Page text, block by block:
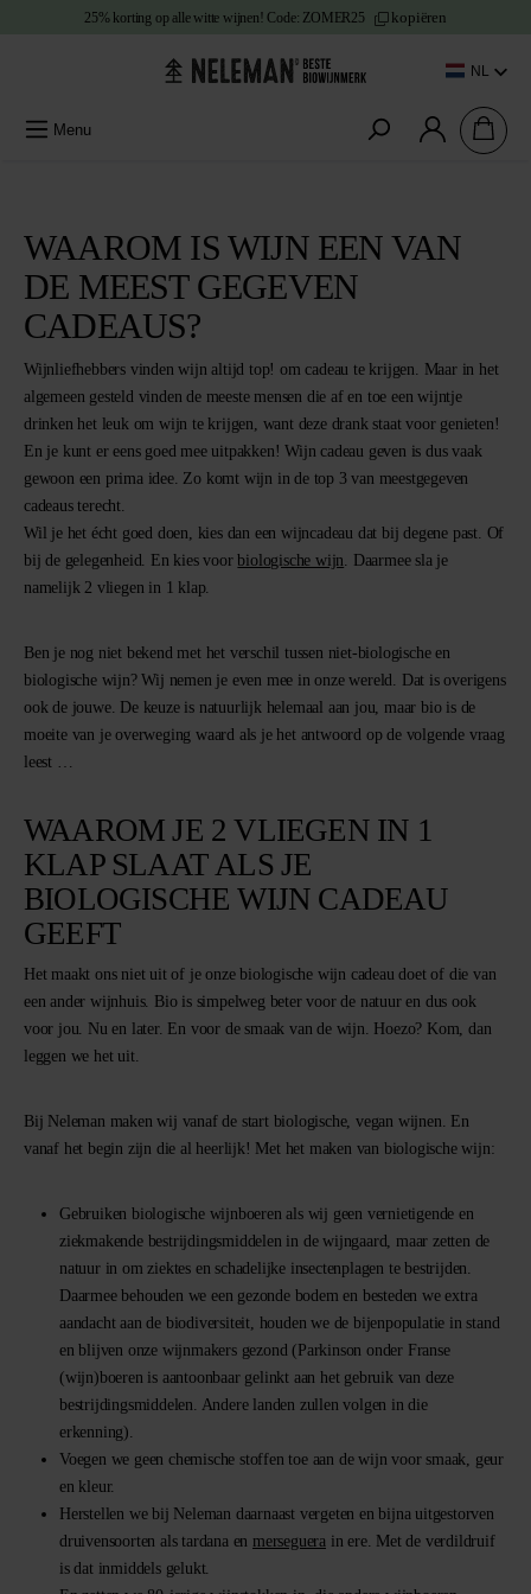
25% korting op alle witte wijnen!Code: ZOMER25 kopiëren
NL
Menu
WAAROM IS WIJN EEN VAN
DE MEEST GEGEVEN
CADEAUS?
Wijnliefhebbers vinden wijn altijd top! om cadeau te krijgen. Maar in het
algemeen gesteld vinden de meeste mensen die af en toe een wijntje
drinken het leuk om wijn te krijgen, want deze drank staat voor genieten!
En je kunt er eens goed mee uitpakken! Wijn cadeau geven is dus vaak
gewoon een prima idee. Zo komt wijn in de top 3 van meestgegeven
cadeaus terecht.
Wil je het écht goed doen, kies dan een wijncadeau dat bij degene past. Of
bij de gelegenheid. En kies voorbiologische wijn . Daarmee sla je
namelijk 2 vliegen in 1 klap.
Ben je nog niet bekend met het verschil tussen niet-biologische en
biologische wijn? Wij nemen je even mee in onze wereld. Dat is overigens
ook de jouwe. De keuze is natuurlijk helemaal aan jou, maar bio is de
moeite van je overweging waard als je het antwoord op de volgende vraag
leest …
WAAROM JE 2 VLIEGEN IN 1
KLAP SLAAT ALS JE
BIOLOGISCHE WIJN CADEAU
GEEFT
Het maakt ons niet uit of je onze biologische wijn cadeau doet of die van
een ander wijnhuis. Bio is simpelweg beter voor de natuur en dus ook
voor jou. Nu en later. En voor de smaak van de wijn. Hoezo? Kom, dan
leggen we het uit.
Bij Neleman maken wij vanaf de start biologische, vegan wijnen. En
vanaf het begin zijn die al heerlijk! Met het maken van biologische wijn:
Gebruiken biologische wijnboeren als wij geen vernietigende en
ziekmakende bestrijdingsmiddelen in de wijngaard, maar zetten de
natuur in om ziektes en schadelijke insectenplagen te bestrijden.
Daarmee behouden we een gezonde bodem en besteden we extra
aandacht aan de biodiversiteit, houden we de bijenpopulatie in stand
en blijven onze wijnmakers gezond (Parkinson onder Franse
(wijn)boeren is aantoonbaar gelinkt aan het gebruik van deze
bestrijdingsmiddelen. Andere landen zullen volgen in die
erkenning).
Voegen we geen chemische stoffen toe aan de wijn voor smaak, geur
en kleur.
Herstellen we bij Neleman daarnaast vergeten en bijna uitgestorven
druivensoorten als tardana en merseguera in ere. Met de verdildruif
is dat inmiddels gelukt.